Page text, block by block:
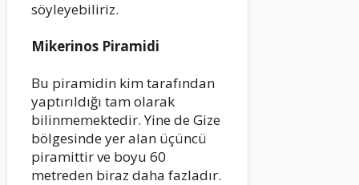
söyleyebiliriz.
Mikerinos Piramidi
Bu piramidin kim tarafından
yaptırıldığı tam olarak
bilinmemektedir. Yine de Gize
bölgesinde yer alan üçüncü
piramittir ve boyu 60
metreden biraz daha fazladır.